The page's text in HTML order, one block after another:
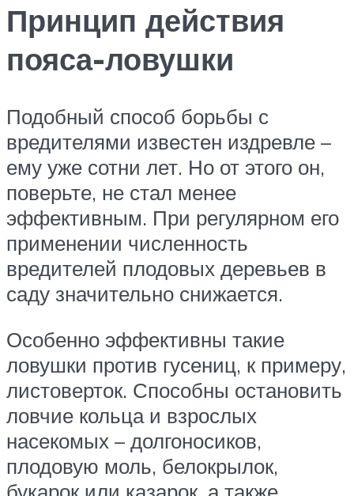
Принцип действия
пояса-ловушки
Подобный способ борьбы с
вредителями известен издревле –
ему уже сотни лет. Но от этого он,
поверьте, не стал менее
эффективным. При регулярном его
применении численность
вредителей плодовых деревьев в
саду значительно снижается.
Особенно эффективны такие
ловушки против гусениц, к примеру,
листоверток. Способны остановить
ловчие кольца и взрослых
насекомых – долгоносиков,
плодовую моль, белокрылок,